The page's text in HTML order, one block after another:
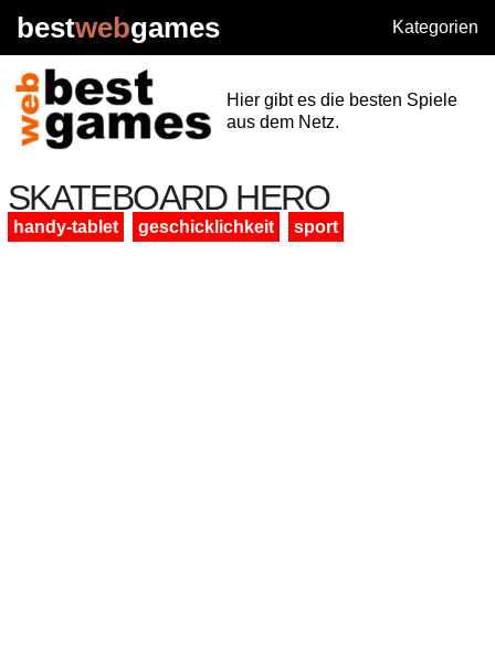
bestwebgames Kategorien
Hier gibt es die besten Spiele
aus dem Netz.
SKATEBOARD HERO
handy-tablet geschicklichkeit sport